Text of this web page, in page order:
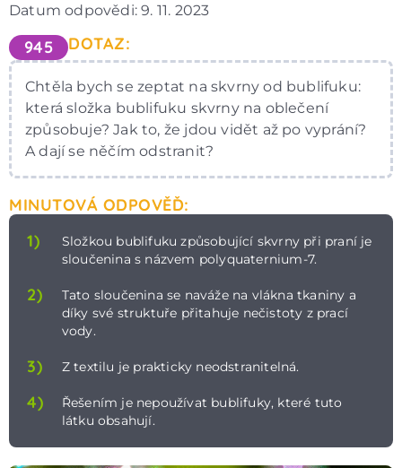
Datum odpovědi: 9. 11. 2023
945 DOTAZ:
Chtěla bych se zeptat na skvrny od bublifuku:
která složka bublifuku skvrny na oblečení
způsobuje? Jak to, že jdou vidět až po vyprání?
A dají se něčím odstranit?
MINUTOVÁ ODPOVĚĎ:
1)
Složkou bublifuku způsobující skvrny při praní je
sloučenina s názvem polyquaternium-7.
2)
Tato sloučenina se naváže na vlákna tkaniny a
díky své struktuře přitahuje nečistoty z prací
vody.
3) Z textilu je prakticky neodstranitelná.
4)
Řešením je nepoužívat bublifuky, které tuto
látku obsahují.